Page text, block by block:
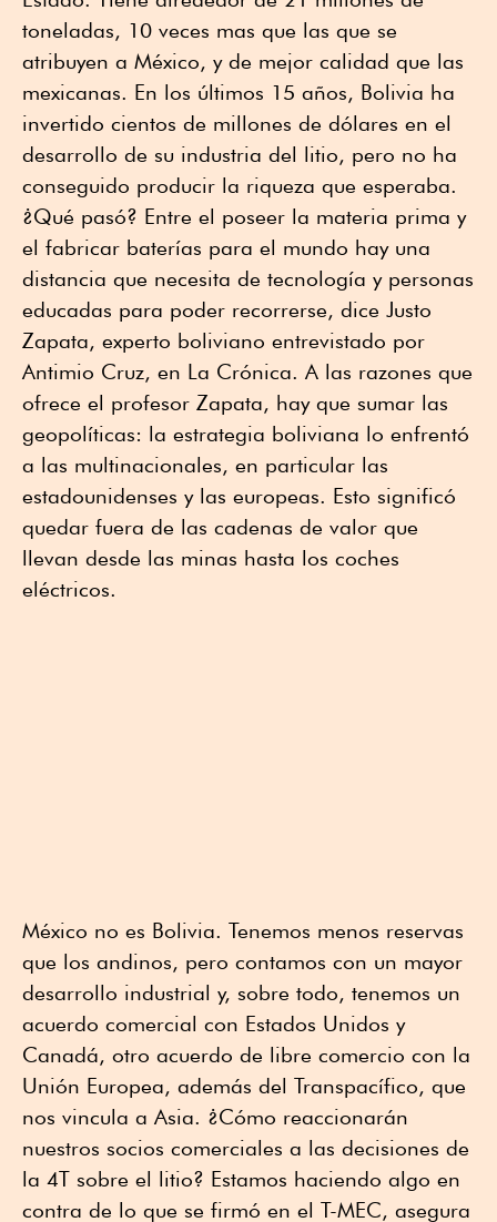
toneladas, 10 veces mas que las que se
atribuyen a México, y de mejor calidad que las
mexicanas. En los últimos 15 años, Bolivia ha
invertido cientos de millones de dólares en el
desarrollo de su industria del litio, pero no ha
conseguido producir la riqueza que esperaba.
¿Qué pasó? Entre el poseer la materia prima y
el fabricar baterías para el mundo hay una
distancia que necesita de tecnología y personas
educadas para poder recorrerse, dice Justo
Zapata, experto boliviano entrevistado por
Antimio Cruz, en La Crónica. A las razones que
ofrece el profesor Zapata, hay que sumar las
geopolíticas: la estrategia boliviana lo enfrentó
a las multinacionales, en particular las
estadounidenses y las europeas. Esto significó
quedar fuera de las cadenas de valor que
llevan desde las minas hasta los coches
eléctricos.
México no es Bolivia. Tenemos menos reservas
que los andinos, pero contamos con un mayor
desarrollo industrial y, sobre todo, tenemos un
acuerdo comercial con Estados Unidos y
Canadá, otro acuerdo de libre comercio con la
Unión Europea, además del Transpacífico, que
nos vincula a Asia. ¿Cómo reaccionarán
nuestros socios comerciales a las decisiones de
la 4T sobre el litio? Estamos haciendo algo en
contra de lo que se firmó en el T-MEC, asegura